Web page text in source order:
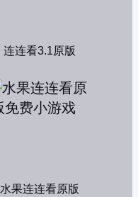
连连看3.1原版
水果连连看原版